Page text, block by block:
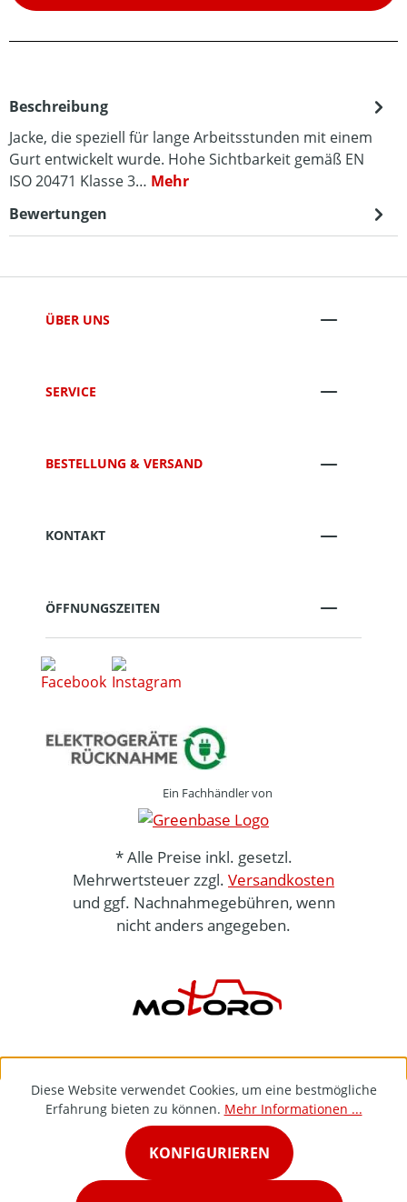
Beschreibung
Jacke, die speziell für lange Arbeitsstunden mit einem
Gurt entwickelt wurde. Hohe Sichtbarkeit gemäß EN
ISO 20471 Klasse 3… Mehr
Bewertungen
ÜBER UNS
SERVICE
BESTELLUNG & VERSAND
KONTAKT
ÖFFNUNGSZEITEN
Ein Fachhändler von
* Alle Preise inkl. gesetzl.
Mehrwertsteuer zzgl. Versandkosten
und ggf. Nachnahmegebühren, wenn
nicht anders angegeben.
Diese Website verwendet Cookies, um eine bestmögliche
Erfahrung bieten zu können. Mehr Informationen ...
KONFIGURIEREN